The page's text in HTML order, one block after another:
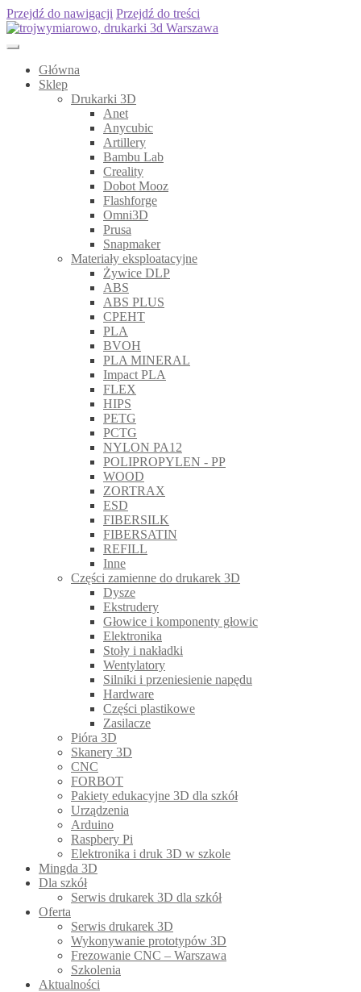
Przejdź do nawigacji Przejdź do treści
Główna
Sklep
Drukarki 3D
Anet
Anycubic
Artillery
Bambu Lab
Creality
Dobot Mooz
Flashforge
Omni3D
Prusa
Snapmaker
Materiały eksploatacyjne
Żywice DLP
ABS
ABS PLUS
CPEHT
PLA
BVOH
PLA MINERAL
Impact PLA
FLEX
HIPS
PETG
PCTG
NYLON PA12
POLIPROPYLEN - PP
WOOD
ZORTRAX
ESD
FIBERSILK
FIBERSATIN
REFILL
Inne
Części zamienne do drukarek 3D
Dysze
Ekstrudery
Głowice i komponenty głowic
Elektronika
Stoły i nakładki
Wentylatory
Silniki i przeniesienie napędu
Hardware
Części plastikowe
Zasilacze
Pióra 3D
Skanery 3D
CNC
FORBOT
Pakiety edukacyjne 3D dla szkół
Urządzenia
Arduino
Raspbery Pi
Elektronika i druk 3D w szkole
Mingda 3D
Dla szkół
Serwis drukarek 3D dla szkół
Oferta
Serwis drukarek 3D
Wykonywanie prototypów 3D
Frezowanie CNC – Warszawa
Szkolenia
Aktualności